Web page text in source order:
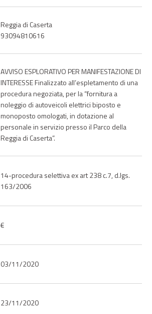
Reggia di Caserta
93094810616
AVVISO ESPLORATIVO PER MANIFESTAZIONE DI
INTERESSE Finalizzato all’espletamento di una
procedura negoziata, per la “fornitura a
noleggio di autoveicoli elettrici biposto e
monoposto omologati, in dotazione al
personale in servizio presso il Parco della
Reggia di Caserta”.
14-procedura selettiva ex art 238 c.7, d.lgs.
163/2006
€
03/11/2020
23/11/2020